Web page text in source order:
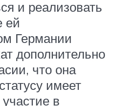
и реализовать
ей
Германии
дополнительно
что она
имеет
в